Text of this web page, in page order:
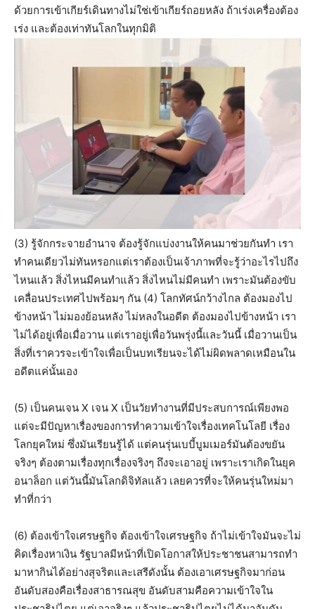
ด้วยการเข้าเกียร์เดินทางไม่ใช่เข้าเกียร์ถอยหลัง ถ้าเร่งเครื่องต้อง
เร่ง และต้องเท่าทันโลกในทุกมิติ
(3) รู้จักกระจายอำนาจ ต้องรู้จักแบ่งงานให้คนมาช่วยกันทำ เรา
ทำคนเดียวไม่ทันหรอกแต่เราต้องเป็นเจ้าภาพที่จะรู้ว่าอะไรไปถึง
ไหนแล้ว สิ่งไหนมีคนทำแล้ว สิ่งไหนไม่มีคนทำ เพราะมันต้องขับ
เคลื่อนประเทศไปพร้อมๆ กัน (4) โลกทัศน์กว้างไกล ต้องมองไป
ข้างหน้า ไม่มองย้อนหลัง ไม่หลงในอดีต ต้องมองไปข้างหน้า เรา
ไม่ได้อยู่เพื่อเมื่อวาน แต่เราอยู่เพื่อวันพรุ่งนี้และวันนี้ เมื่อวานเป็น
สิ่งที่เราควรจะเข้าใจเพื่อเป็นบทเรียนจะได้ไม่ผิดพลาดเหมือนใน
อดีตแค่นั้นเอง
(5) เป็นคนเจน X เจน X เป็นวัยทำงานที่มีประสบการณ์เพียงพอ
แต่จะมีปัญหาเรื่องของการทำความเข้าใจเรื่องเทคโนโลยี เรื่อง
โลกยุคใหม่ ซึ่งมันเรียนรู้ได้ แต่คนรุ่นเบบี้บูมเมอร์มันต้องขยัน
จริงๆ ต้องตามเรื่องทุกเรื่องจริงๆ ถึงจะเอาอยู่ เพราะเราเกิดในยุค
อนาล็อก แต่วันนี้มันโลกดิจิทัลแล้ว เลยควรที่จะให้คนรุ่นใหม่มา
ทำที่กว่า
(6) ต้องเข้าใจเศรษฐกิจ ต้องเข้าใจเศรษฐกิจ ถ้าไม่เข้าใจมันจะไม่
คิดเรื่องหาเงิน รัฐบาลมีหน้าที่เปิดโอกาสให้ประชาชนสามารถทำ
มาหากินได้อย่างสุจริตและเสรีดังนั้น ต้องเอาเศรษฐกิจมาก่อน
อันดับสองคือเรื่องสาธารณสุข อันดับสามคือความเข้าใจใน